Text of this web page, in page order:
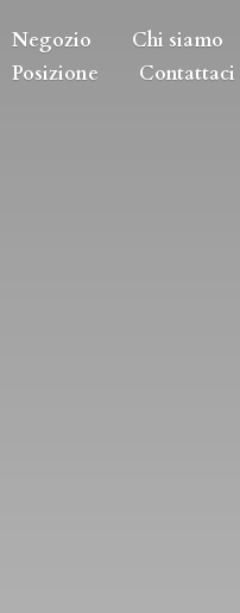
Negozio
Chi siamo
Posizione
Contattaci